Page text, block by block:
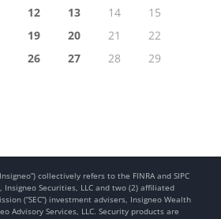
12 13 14
15
19 20 21
22
26 27 28
29
collectively refers to the FINRA and SIPC
Insigneo Securities, LLC and two (2) affiliated
(“SEC”) investment advisers, Insigneo Wealth
Advisory Services, LLC. Security products are